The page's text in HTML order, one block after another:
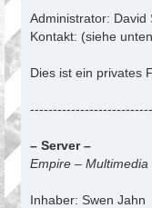
Administrator: David
Kontakt: (siehe
Dies ist ein privates
– Server –
Empire – Multimedia
Inhaber: Swen Jahn